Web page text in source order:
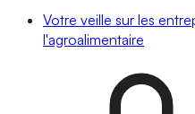
Votre veille sur les
l'agroalimentaire